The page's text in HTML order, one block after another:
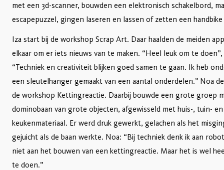
met een 3d-scanner, bouwden een elektronisch schakelbord,
escapepuzzel, gingen laseren en lassen of zetten een handbike
Iza start bij de workshop Scrap Art. Daar haalden de meiden
elkaar om er iets nieuws van te maken. “Heel leuk om te
“Techniek en creativiteit blijken goed samen te gaan. Ik heb
een sleutelhanger gemaakt van een aantal onderdelen.” Noa
de workshop Kettingreactie. Daarbij bouwde een grote groep
dominobaan van grote objecten, afgewisseld met huis-, tuin- en
keukenmateriaal. Er werd druk gewerkt, gelachen als het
gejuicht als de baan werkte. Noa: “Bij techniek denk ik aan
niet aan het bouwen van een kettingreactie. Maar het is wel
te doen.”